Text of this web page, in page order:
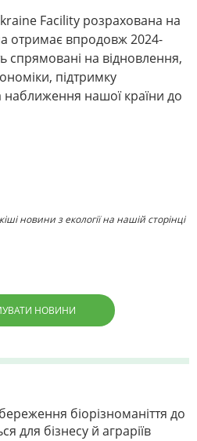
Facility розрахована на
отримає впродовж 2024-
спрямовані на відновлення,
підтримку
наближення нашої країни до
новини з екології на нашій сторінці
НОВИНИ
біорізноманіття до
для бізнесу й аграріїв